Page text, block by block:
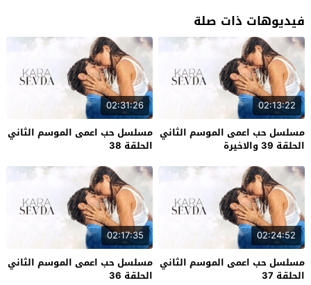
فيديوهات ذات صلة
02:13:22
مسلسل حب اعمى الموسم الثاني
الحلقة 39 والاخيرة
02:31:26
مسلسل حب اعمى الموسم الثاني
الحلقة 38
02:24:52
مسلسل حب اعمى الموسم الثاني
الحلقة 37
02:17:35
مسلسل حب اعمى الموسم الثاني
الحلقة 36